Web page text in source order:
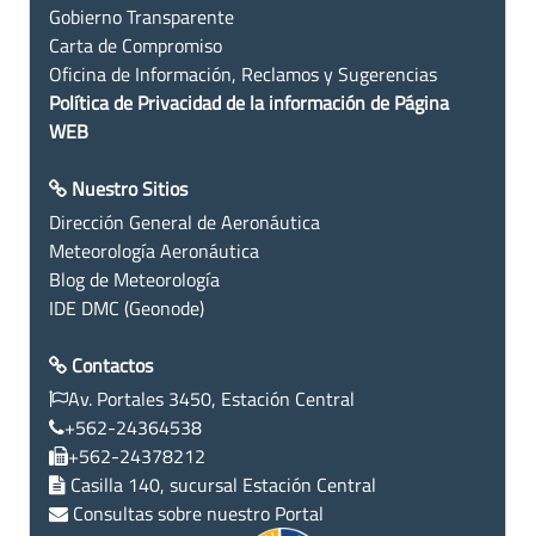
Gobierno Transparente
Carta de Compromiso
Oficina de Información, Reclamos y Sugerencias
Política de Privacidad de la información de Página
WEB
Nuestro Sitios
Dirección General de Aeronáutica
Meteorología Aeronáutica
Blog de Meteorología
IDE DMC (Geonode)
Contactos
Av. Portales 3450, Estación Central
+562-24364538
+562-24378212
Casilla 140, sucursal Estación Central
Consultas sobre nuestro Portal